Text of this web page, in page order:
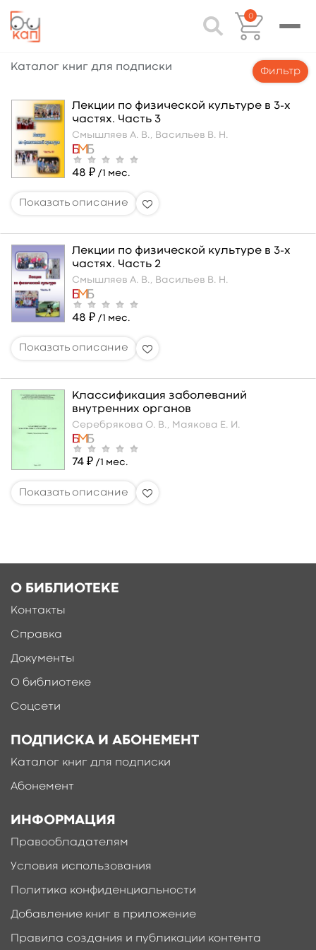
0
Каталог книг для подписки Фильтр
Лекции по физической культуре в 3-х
частях. Часть 3
Смышляев А. В., Васильев В. Н.
48 ₽ /1 мес.
Лекции по физической культуре в 3-х
частях. Часть 2
Смышляев А. В., Васильев В. Н.
48 ₽ /1 мес.
Классификация заболеваний
внутренних органов
Серебрякова О. В., Маякова Е. И.
74 ₽ /1 мес.
О БИБЛИОТЕКЕ
Контакты
Справка
Документы
О библиотеке
Соцсети
ПОДПИСКА И АБОНЕМЕНТ
Каталог книг для подписки
Абонемент
ИНФОРМАЦИЯ
Правообладателям
Условия использования
Политика конфиденциальности
Добавление книг в приложение
Правила создания и публикации контента